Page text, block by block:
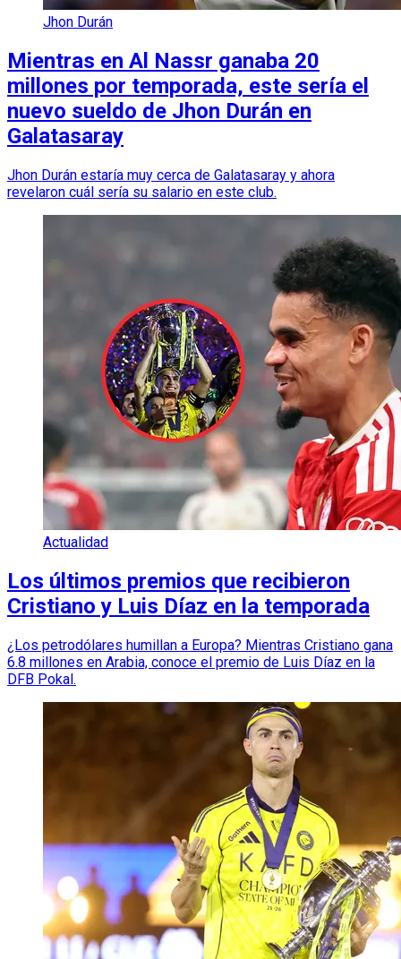
Jhon Durán
Mientras en Al Nassr ganaba 20
millones por temporada, este sería el
nuevo sueldo de Jhon Durán en
Galatasaray
Jhon Durán estaría muy cerca de Galatasaray y ahora
revelaron cuál sería su salario en este club.
Actualidad
Los últimos premios que recibieron
Cristiano y Luis Díaz en la temporada
¿Los petrodólares humillan a Europa? Mientras Cristiano gana
6.8 millones en Arabia, conoce el premio de Luis Díaz en la
DFB Pokal.